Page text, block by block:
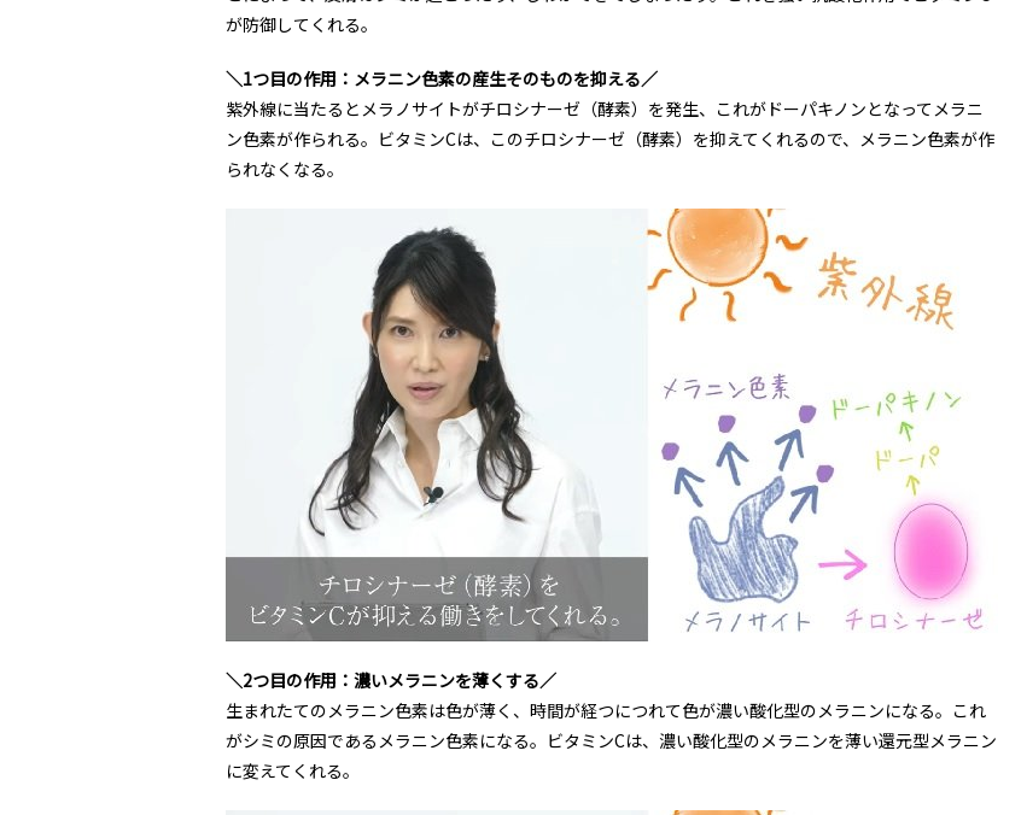
が防御してくれる。
＼1つ目の作用：メラニン色素の産生そのものを抑える／
紫外線に当たるとメラノサイトがチロシナーゼ（酵素）を発生、これがドーパキノンとなってメラニ
ン色素が作られる。ビタミンCは、このチロシナーゼ（酵素）を抑えてくれるので、メラニン色素が作
られなくなる。
＼2つ目の作用：濃いメラニンを薄くする／
生まれたてのメラニン色素は色が薄く、時間が経つにつれて色が濃い酸化型のメラニンになる。これ
がシミの原因であるメラニン色素になる。ビタミンCは、濃い酸化型のメラニンを薄い還元型メラニン
に変えてくれる。